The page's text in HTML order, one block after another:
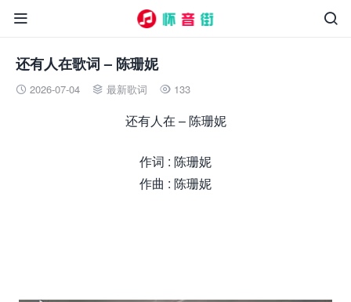


还有人在歌词 – 陈珊妮
 2026-07-04  最新歌词  133
还有人在 – 陈珊妮
作词 : 陈珊妮
作曲 : 陈珊妮